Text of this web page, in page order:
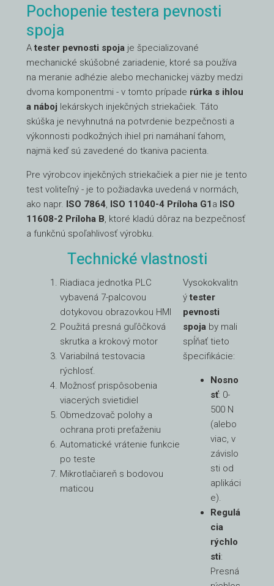
Pochopenie testera pevnosti
spoja
Atester pevnosti spoja je špecializované
mechanické skúšobné zariadenie, ktoré sa používa
na meranie adhézie alebo mechanickej väzby medzi
dvoma komponentmi - v tomto prípade rúrka s ihlou
a náboj lekárskych injekčných striekačiek. Táto
skúška je nevyhnutná na potvrdenie bezpečnosti a
výkonnosti podkožných ihiel pri namáhaní ťahom,
najmä keď sú zavedené do tkaniva pacienta.
Pre výrobcov injekčných striekačiek a pier nie je tento
test voliteľný - je to požiadavka uvedená v normách,
ako napr. ISO 7864, ISO 11040-4 Príloha G1 a ISO
11608-2 Príloha B, ktoré kladú dôraz na bezpečnosť
a funkčnú spoľahlivosť výrobku.
Technické vlastnosti
Riadiaca jednotka PLC
vybavená 7-palcovou
dotykovou obrazovkou HMI
Použitá presná guľôčková
skrutka a krokový motor
Variabilná testovacia
rýchlosť.
Možnosť prispôsobenia
viacerých svietidiel
Obmedzovač polohy a
ochrana proti preťaženiu
Automatické vrátenie funkcie
po teste
Mikrotlačiareň s bodovou
maticou
Vysokokvalitn
ýtester
pevnosti
spoja by mali
spĺňať tieto
špecifikácie:
Nosno
sť: 0-
500 N
(alebo
viac, v
závislo
sti od
aplikáci
e).
Regulá
cia
rýchlo
sti:
Presná